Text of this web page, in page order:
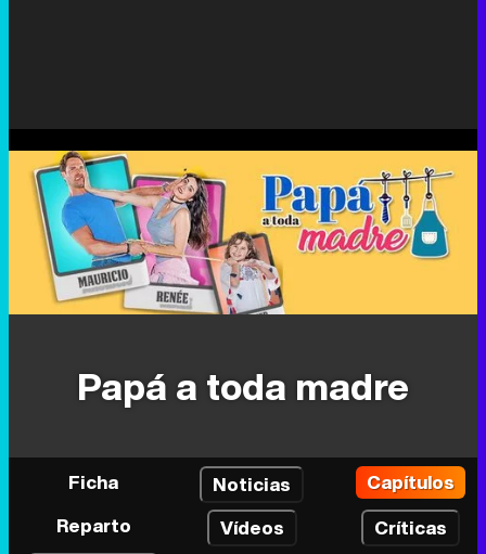
Papá a toda madre
Ficha Noticias
Capítulos
Reparto
Vídeos
Críticas